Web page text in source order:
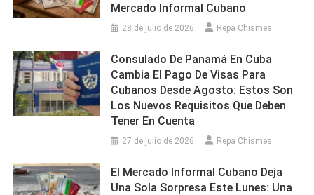
Mercado Informal Cubano
28 de julio de 2026 Repa Chismes
Consulado De Panamá En Cuba
Cambia El Pago De Visas Para
Cubanos Desde Agosto: Estos Son
Los Nuevos Requisitos Que Deben
Tener En Cuenta
27 de julio de 2026 Repa Chismes
El Mercado Informal Cubano Deja
Una Sola Sorpresa Este Lunes: Una